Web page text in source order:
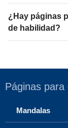
¿Hay páginas
de habilidad?
Páginas
Mandalas